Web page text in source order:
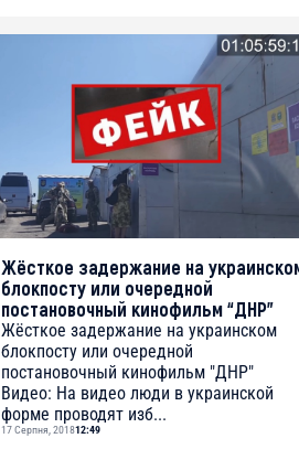
Жёсткое задержание на
блокпосту или очередной
постановочный кинофильм “ДНР”
Жёсткое задержание на украинском
блокпосту или очередной
постановочный кинофильм "ДНР"
Видео: На видео люди в украинской
форме проводят изб...
17 Серпня, 201812:49